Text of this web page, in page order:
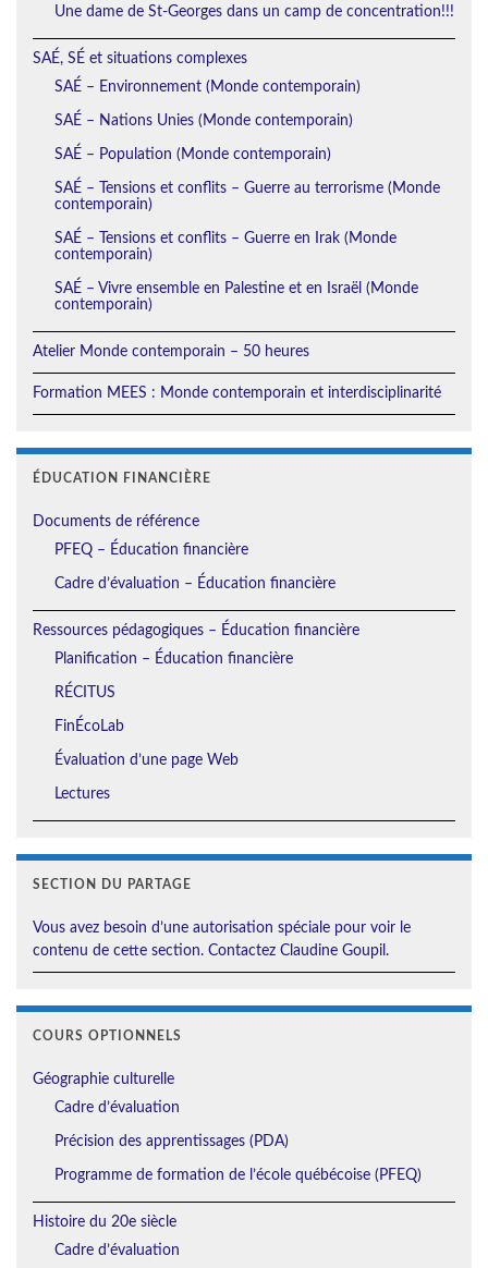
Une dame de St-Georges dans un camp de concentration!!!
SAÉ, SÉ et situations complexes
SAÉ – Environnement (Monde contemporain)
SAÉ – Nations Unies (Monde contemporain)
SAÉ – Population (Monde contemporain)
SAÉ – Tensions et conflits – Guerre au terrorisme (Monde
contemporain)
SAÉ – Tensions et conflits – Guerre en Irak (Monde
contemporain)
SAÉ – Vivre ensemble en Palestine et en Israël (Monde
contemporain)
Atelier Monde contemporain – 50 heures
Formation MEES : Monde contemporain et interdisciplinarité
ÉDUCATION FINANCIÈRE
Documents de référence
PFEQ – Éducation financière
Cadre d’évaluation – Éducation financière
Ressources pédagogiques – Éducation financière
Planification – Éducation financière
RÉCITUS
FinÉcoLab
Évaluation d’une page Web
Lectures
SECTION DU PARTAGE
Vous avez besoin d’une autorisation spéciale pour voir le
contenu de cette section. Contactez Claudine Goupil.
COURS OPTIONNELS
Géographie culturelle
Cadre d’évaluation
Précision des apprentissages (PDA)
Programme de formation de l’école québécoise (PFEQ)
Histoire du 20e siècle
Cadre d’évaluation